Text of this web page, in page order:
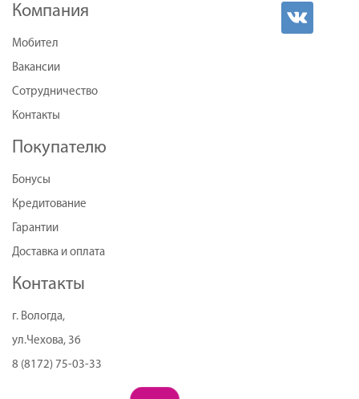
Компания
Мобител
Вакансии
Сотрудничество
Контакты
Покупателю
Бонусы
Кредитование
Гарантии
Доставка и оплата
Контакты
г. Вологда,
ул.Чехова, 36
8 (8172) 75-03-33